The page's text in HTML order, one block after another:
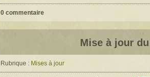
0 commentaire
Mise à jour
Rubrique : Mises à jour